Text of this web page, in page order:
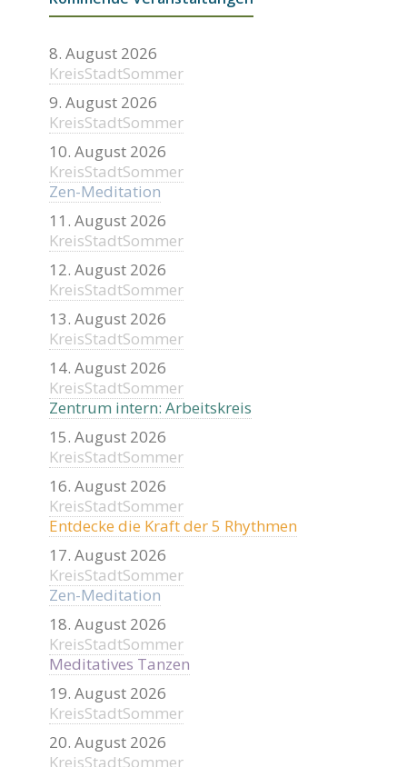
8. August 2026
KreisStadtSommer
9. August 2026
KreisStadtSommer
10. August 2026
KreisStadtSommer
Zen-Meditation
11. August 2026
KreisStadtSommer
12. August 2026
KreisStadtSommer
13. August 2026
KreisStadtSommer
14. August 2026
KreisStadtSommer
Zentrum intern: Arbeitskreis
15. August 2026
KreisStadtSommer
16. August 2026
KreisStadtSommer
Entdecke die Kraft der 5 Rhythmen
17. August 2026
KreisStadtSommer
Zen-Meditation
18. August 2026
KreisStadtSommer
Meditatives Tanzen
19. August 2026
KreisStadtSommer
20. August 2026
KreisStadtSommer